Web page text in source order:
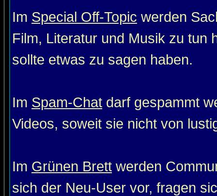
Im Special Off-Topic werden
Film, Literatur und Musik zu tun
sollte etwas zu sagen haben.
Im Spam-Chat darf gespammt
Videos, soweit sie nicht von
Im Grünen Brett werden
sich der Neu-User vor, fragen